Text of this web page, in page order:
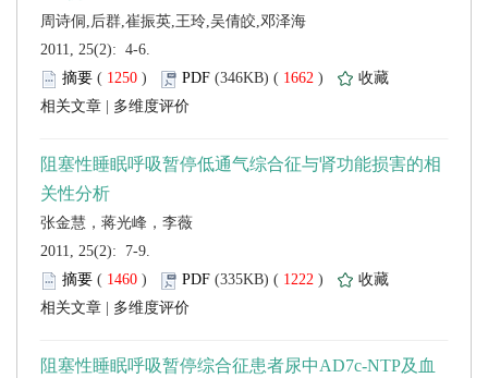
2011, 25(2): 4-6.
(
) 1662 )
2011, 25(2): 7-9.
(
) 1222 )